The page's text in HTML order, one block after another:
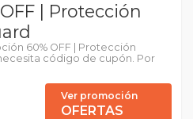
| Protección
60% OFF | Protección
código de cupón. Por
Ver promoción
OFERTAS